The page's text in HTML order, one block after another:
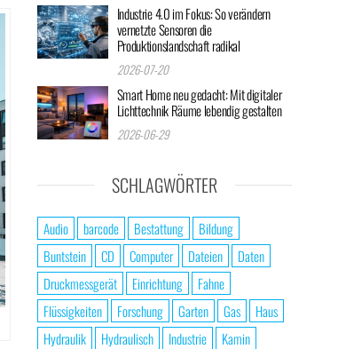
Industrie 4.0 im Fokus: So verändern
vernetzte Sensoren die
Produktionslandschaft radikal
2026-07-20
Smart Home neu gedacht: Mit digitaler
Lichttechnik Räume lebendig gestalten
2026-06-29
SCHLAGWÖRTER
Audio barcode Bestattung
Bildung
Buntstein
CD Computer Dateien
Daten
Druckmessgerät
Einrichtung
Fahne
Flüssigkeiten
Forschung Garten Gas
Haus
Hydraulik
Hydraulisch Industrie
Kamin